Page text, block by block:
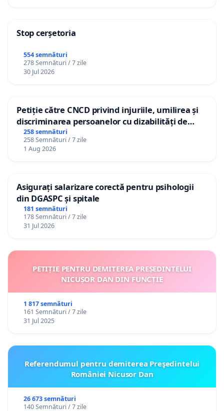
Stop cerșetoria
554 semnături
278 Semnături / 7 zile
30 Jul 2026
Petiție către CNCD privind injuriile, umilirea și
discriminarea persoanelor cu dizabilități de
către utilizatorul TikTok „Gorici”
258 semnături
258 Semnături / 7 zile
1 Aug 2026
Asigurați salarizare corectă pentru psihologii
din DGASPC și spitale
181 semnături
178 Semnături / 7 zile
31 Jul 2026
PETIȚIE PENTRU DEMITEREA PREȘEDINTELUI
NICUȘOR DAN DIN FUNCȚIE
1 817 semnături
161 Semnături / 7 zile
31 Jul 2025
Referendumul pentru demiterea Preşedintelui
României Nicusor Dan
26 673 semnături
140 Semnături / 7 zile